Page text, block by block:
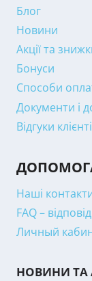
Блог
Новини
Акції та
Бонуси
Способи
Документи і
Відгуки
Наші
FAQ –
Личный
НОВИНИ ТА